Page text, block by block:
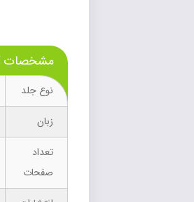
مشخصات کالا
نوع جلد شومیز